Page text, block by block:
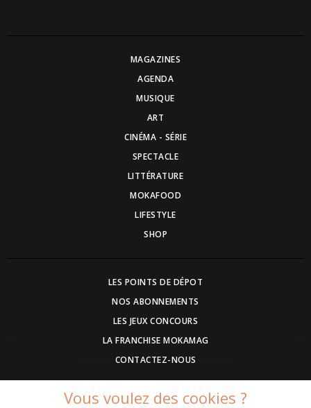
MAGAZINES
AGENDA
MUSIQUE
ART
CINÉMA - SÉRIE
SPECTACLE
LITTÉRATURE
MOKAFOOD
LIFESTYLE
SHOP
LES POINTS DE DÉPOT
NOS ABONNEMENTS
LES JEUX CONCOURS
LA FRANCHISE MOKAMAG
CONTACTEZ-NOUS
Vous voulez des cookies ?